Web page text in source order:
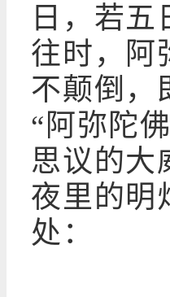
日，若
往时，阿
不颠倒，
“阿弥陀
思议的大
夜里的明
处：